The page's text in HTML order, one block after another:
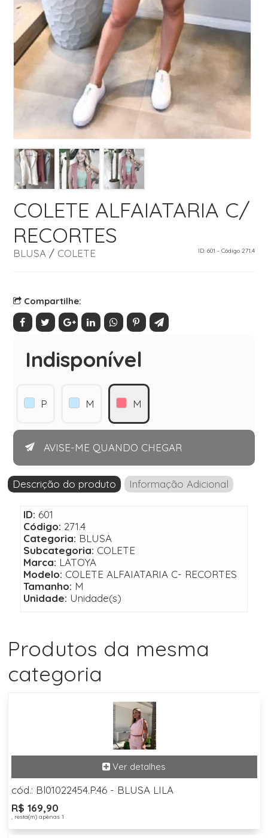
COLETE ALFAIATARIA C/
RECORTES
BLUSA/ COLETE ID: 601 - Código 271.4
Compartilhe:
Indisponível
P M M
AVISE-ME QUANDO CHEGAR
Descrição do produto Informação Adicional
ID: 601
Código: 271.4
Categoria: BLUSA
Subcategoria: COLETE
Marca: LATOYA
Modelo: COLETE ALFAIATARIA C- RECORTES
Tamanho: M
Unidade: Unidade(s)
Produtos da mesma
categoria
cód.: Bl01022454.P.46 - BLUSA LILA
R$ 169,90
, resta(m) apenas 1